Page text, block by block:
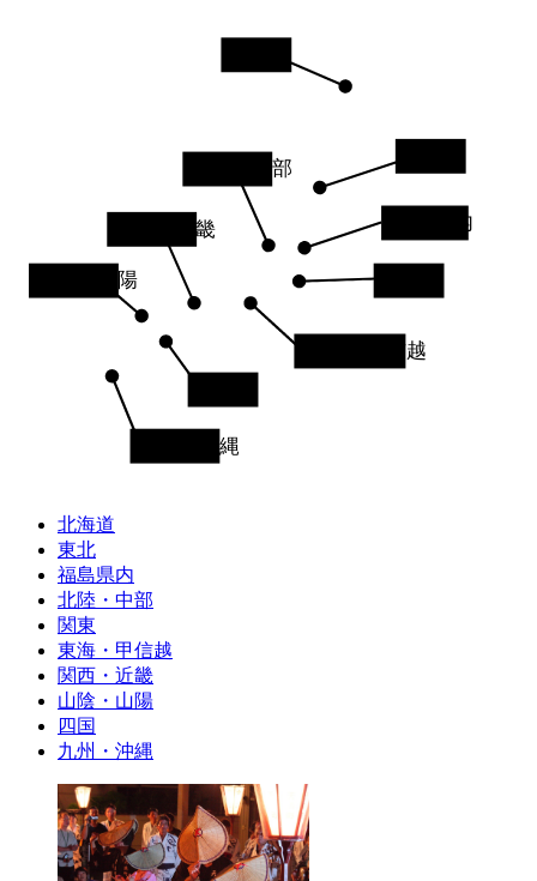
福島県内
東海・甲信越
北陸・中部
九州・沖縄
山陰・山陽
関西・近畿
北海道
東北
福島県内
北陸・中部
関東
東海・甲信越
関西・近畿
山陰・山陽
四国
九州・沖縄